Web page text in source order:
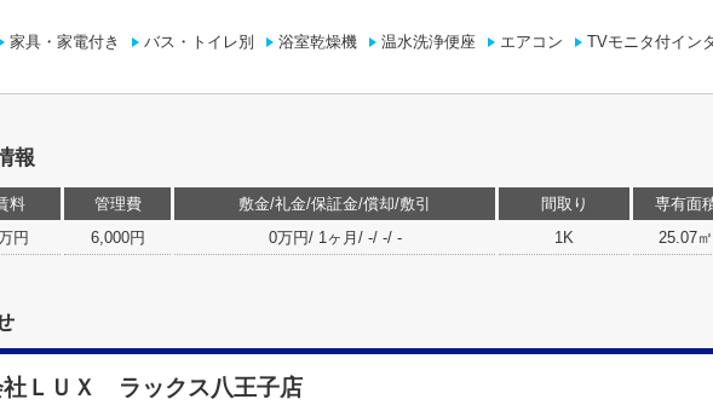
家具・家電付き バス・トイレ別 浴室乾燥機 温水洗浄便座 エアコン TVモニタ付イン
報
料 管理費 敷金/礼金/保証金/償却/敷引 間取り
専有面
円 6,000円 0万円/ 1ヶ月/ -/ -/ - 1K 25.07㎡
社ＬＵＸ ラックス八王子店